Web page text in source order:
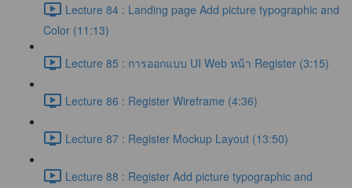
Lecture 84 : Landing page Add picture typographic and
Color (11:13)
Lecture 85 : การออกแบบ UI Web หน้า Register (3:15)
Lecture 86 : Register Wireframe (4:36)
Lecture 87 : Register Mockup Layout (13:50)
Lecture 88 : Register Add picture typographic and